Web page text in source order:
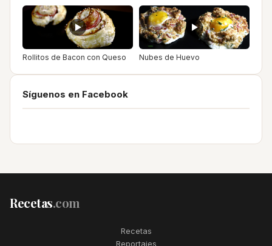
Rollitos de Bacon con Queso Nubes de Huevo
Síguenos en Facebook
Recetas.com
Recetas
Reportajes